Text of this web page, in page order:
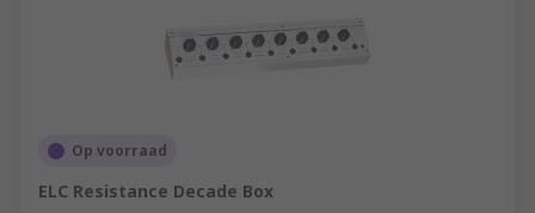
Op voorraad
ELC Resistance Decade Box